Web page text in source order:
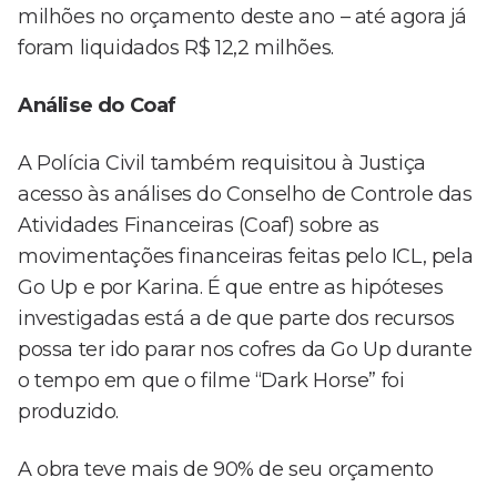
milhões no orçamento deste ano – até agora já
foram liquidados R$ 12,2 milhões.
Análise do Coaf
A Polícia Civil também requisitou à Justiça
acesso às análises do Conselho de Controle das
Atividades Financeiras (Coaf) sobre as
movimentações financeiras feitas pelo ICL, pela
Go Up e por Karina. É que entre as hipóteses
investigadas está a de que parte dos recursos
possa ter ido parar nos cofres da Go Up durante
o tempo em que o filme “Dark Horse” foi
produzido.
A obra teve mais de 90% de seu orçamento